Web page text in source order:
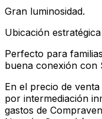
Gran luminosidad.
Ubicación
Perfecto para
buena conexión con
En el precio de
por intermediación
gastos de